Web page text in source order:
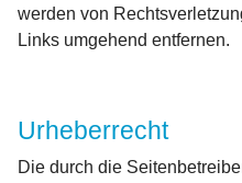
werden von
Links umgehend entfernen.
Urheberrecht
Die durch die